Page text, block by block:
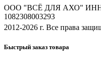
ООО "ВСЁ ДЛЯ АХО" ИНН:
1082308003293
2012-2026 г. Все права
Быстрый заказ товара